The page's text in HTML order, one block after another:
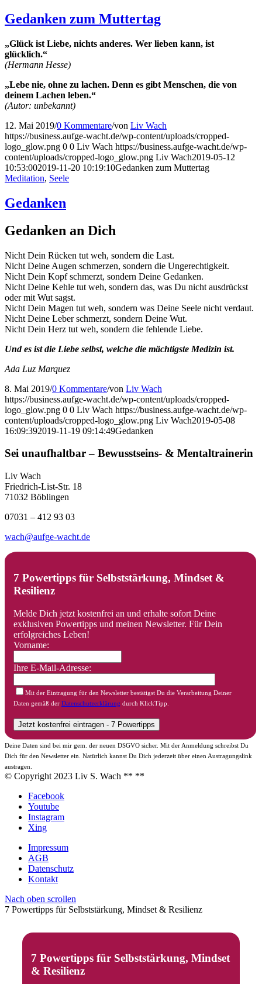
Gedanken zum Muttertag
„Glück ist Liebe, nichts anderes. Wer lieben kann, ist
glücklich.“
(Hermann Hesse)
„Lebe nie, ohne zu lachen. Denn es gibt Menschen, die von
deinem Lachen leben.“
(Autor: unbekannt)
12. Mai 2019/0 Kommentare/von Liv Wach
https://business.aufge-wacht.de/wp-content/uploads/cropped-
logo_glow.png 0 0 Liv Wach https://business.aufge-wacht.de/wp-
content/uploads/cropped-logo_glow.png Liv Wach2019-05-12
10:53:002019-11-20 10:19:10Gedanken zum Muttertag
Meditation, Seele
Gedanken
Gedanken an Dich
Nicht Dein Rücken tut weh, sondern die Last.
Nicht Deine Augen schmerzen, sondern die Ungerechtigkeit.
Nicht Dein Kopf schmerzt, sondern Deine Gedanken.
Nicht Deine Kehle tut weh, sondern das, was Du nicht ausdrückst
oder mit Wut sagst.
Nicht Dein Magen tut weh, sondern was Deine Seele nicht verdaut.
Nicht Deine Leber schmerzt, sondern Deine Wut.
Nicht Dein Herz tut weh, sondern die fehlende Liebe.
Und es ist die Liebe selbst, welche die mächtigste Medizin ist.
Ada Luz Marquez
8. Mai 2019/0 Kommentare/von Liv Wach
https://business.aufge-wacht.de/wp-content/uploads/cropped-
logo_glow.png 0 0 Liv Wach https://business.aufge-wacht.de/wp-
content/uploads/cropped-logo_glow.png Liv Wach2019-05-08
16:09:392019-11-19 09:14:49Gedanken
Sei unaufhaltbar – Bewusstseins- & Mentaltrainerin
Liv Wach
Friedrich-List-Str. 18
71032 Böblingen
07031 – 412 93 03
wach@aufge-wacht.de
7 Powertipps für Selbststärkung, Mindset &
Resilienz
Melde Dich jetzt kostenfrei an und erhalte sofort Deine
exklusiven Powertipps und meinen Newsletter. Für Dein
erfolgreiches Leben!
Vorname:
Ihre E-Mail-Adresse:
Mit der Eintragung für den Newsletter bestätigst Du die Verarbeitung Deiner
Daten gemäß der Datenschutzerklärung durch KlickTipp.
Deine Daten sind bei mir gem. der neuen DSGVO sicher. Mit der Anmeldung schreibst Du
Dich für den Newsletter ein. Natürlich kannst Du Dich jederzeit über einen Austragungslink
austragen.
© Copyright 2023 Liv S. Wach ** **
Facebook
Youtube
Instagram
Xing
Impressum
AGB
Datenschutz
Kontakt
Nach oben scrollen
7 Powertipps für Selbststärkung, Mindset & Resilienz
7 Powertipps für Selbststärkung, Mindset
& Resilienz